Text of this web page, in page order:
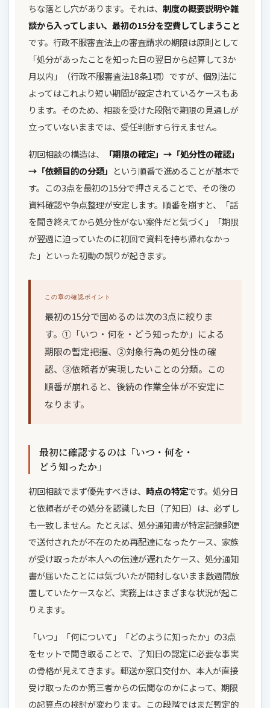
ちな落とし穴があります。それは、制度の概要説明や雑
談から入ってしまい、最初の15分を空費してしまうこと
です。行政不服審査法上の審査請求の期限は原則として
「処分があったことを知った日の翌日から起算して3か
月以内」（行政不服審査法18条1項）ですが、個別法に
よってはこれより短い期間が設定されているケースもあ
ります。そのため、相談を受けた段階で期限の見通しが
立っていないままでは、受任判断すら行えません。
初回相談の構造は、
「期限の確定」→「処分性の確認」
→「依頼目的の分類」 という順番で進めることが基本で
す。この3点を最初の15分で押さえることで、その後の
資料確認や争点整理が安定します。順番を崩すと、「話
を聞き終えてから処分性がない案件だと気づく」「期限
が翌週に迫っていたのに初回で資料を持ち帰れなかっ
た」といった初動の誤りが起きます。
この章の確認ポイント
最初の15分で固めるのは次の3点に絞りま
す。①「いつ・何を・どう知ったか」による
期限の暫定把握、②対象行為の処分性の確
認、③依頼者が実現したいことの分類。この
順番が崩れると、後続の作業全体が不安定に
なります。
最初に確認するのは「いつ・何を・
どう知ったか」
初回相談でまず優先すべきは、 時点の特定です。処分日
と依頼者がその処分を認識した日（了知日）は、必ずし
も一致しません。たとえば、処分通知書が特定記録郵便
で送付されたが不在のため再配達になったケース、家族
が受け取ったが本人への伝達が遅れたケース、処分通知
書が届いたことには気づいたが開封しないまま数週間放
置していたケースなど、実務上はさまざまな状況が起こ
りえます。
「いつ」「何について」「どのように知ったか」の3点
をセットで聞き取ることで、了知日の認定に必要な事実
の骨格が見えてきます。郵送か窓口交付か、本人が直接
受け取ったのか第三者からの伝聞なのかによって、期限
の起算点の検討が変わります。この段階ではまだ暫定的